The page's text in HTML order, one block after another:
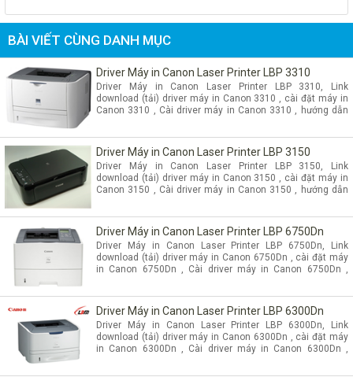
BÀI VIẾT CÙNG DANH MỤC
Driver Máy in Canon Laser Printer LBP 3310
Driver Máy in Canon Laser Printer LBP 3310, Link
download (tải) driver máy in Canon 3310 , cài đặt máy in
Canon 3310 , Cài driver máy in Canon 3310 , hướng dẫn
ty máy tính Trần Phong chuyên cung cấp linh kiện máy
tính, linh kiện máy in, sửa chữa máy in, đổ mực máy in ,
thay trống máy in , sửa máy in canon bị in mờ , kẹt giấy ,
không in được... cung cấp Cartridge máy in canon 3310 ,
hộp mực máy in canon 3310 chính hãng, giá rẻ
Driver Máy in Canon Laser Printer LBP 3150
Driver Máy in Canon Laser Printer LBP 3150, Link
download (tải) driver máy in Canon 3150 , cài đặt máy in
Canon 3150 , Cài driver máy in Canon 3150 , hướng dẫn
ty máy tính Trần Phong chuyên cung cấp linh kiện máy
tính, linh kiện máy in, sửa chữa máy in, đổ mực máy in ,
thay trống máy in , sửa máy in canon bị in mờ , kẹt giấy ,
không in được... cung cấp Cartridge máy in canon 3150 ,
hộp mực máy in canon 3150 chính hãng, giá rẻ
Driver Máy in Canon Laser Printer LBP 6750Dn
Driver Máy in Canon Laser Printer LBP 6750Dn, Link
download (tải) driver máy in Canon 6750Dn , cài đặt máy
in Canon 6750Dn , Cài driver máy in Canon 6750Dn ,
Windows 8 - Công ty máy tính Trần Phong chuyên cung
cấp linh kiện máy tính, linh kiện máy in, sửa chữa máy in,
đổ mực máy in , thay trống máy in , sửa máy in canon bị in
mờ , kẹt giấy , không in được... cung cấp Cartridge máy in
canon 6750Dn , hộp mực máy in canon 6750Dn chính
Driver Máy in Canon Laser Printer LBP 6300Dn
Driver Máy in Canon Laser Printer LBP 6300Dn, Link
download (tải) driver máy in Canon 6300Dn , cài đặt máy
in Canon 6300Dn , Cài driver máy in Canon 6300Dn ,